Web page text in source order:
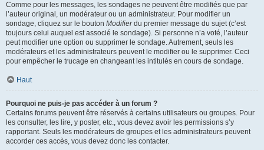
Comme pour les messages, les sondages ne peuvent être modifiés que par
l’auteur original, un modérateur ou un administrateur. Pour modifier un
sondage, cliquez sur le bouton Modifierdu premier message du sujet (c’est
toujours celui auquel est associé le sondage). Si personne n’a voté, l’auteur
peut modifier une option ou supprimer le sondage. Autrement, seuls les
modérateurs et les administrateurs peuvent le modifier ou le supprimer. Ceci
pour empêcher le trucage en changeant les intitulés en cours de sondage.
Haut
Pourquoi ne puis-je pas accéder à un forum ?
Certains forums peuvent être réservés à certains utilisateurs ou groupes. Pour
les consulter, les lire, y poster, etc., vous devez avoir les permissions s’y
rapportant. Seuls les modérateurs de groupes et les administrateurs peuvent
accorder ces accès, vous devez donc les contacter.